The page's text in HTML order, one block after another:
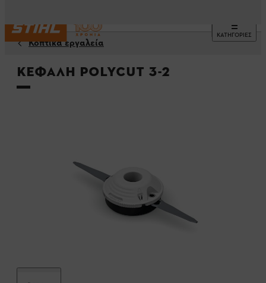
ΚΑΤΗΓΟΡΙΕΣ
Κοπτικά εργαλεία
Κεφαλή PolyCut 3-2